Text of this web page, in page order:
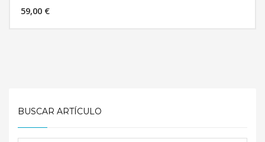
59,00 €
BUSCAR ARTÍCULO